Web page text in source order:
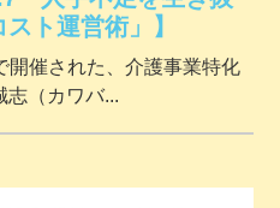
ト運営術」】
開催された、介護事業特化
志（カワバ...